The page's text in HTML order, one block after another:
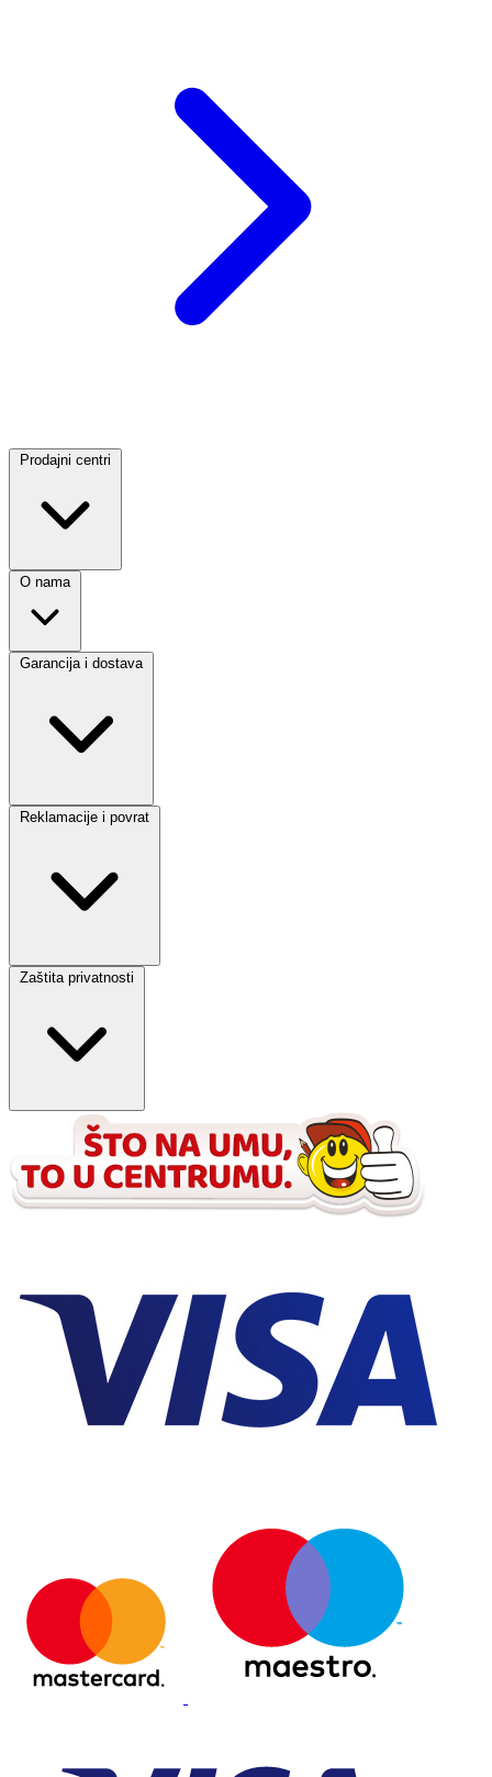
Prodajni centri
O nama
Garancija i dostava
Reklamacije i povrat
Zaštita privatnosti